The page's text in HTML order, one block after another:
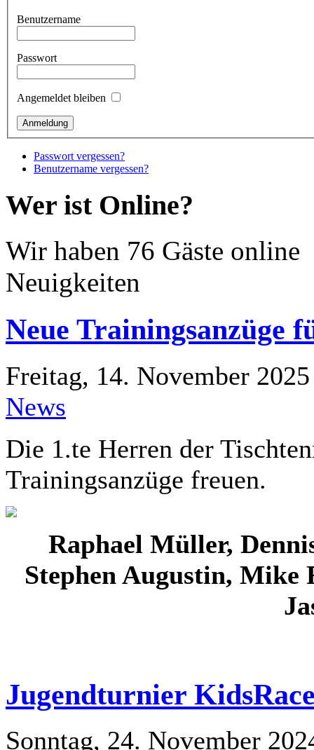
Benutzername
Passwort
Angemeldet bleiben
Passwort vergessen?
Benutzername vergessen?
Wer ist Online?
Wir haben 76 Gäste online
Neuigkeiten
Neue Trainingsanzüge
Freitag, 14. November
News
Die 1.te Herren der
Trainingsanzüge freuen.
Raphael Müller,
Stephen Augustin, Mike
Jugendturnier
Sonntag, 24. November